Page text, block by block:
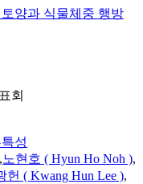
양과 식물체중 행방
회
성
,노현호 ( Hyun Ho Noh ),
헌 ( Kwang Hun Lee ),